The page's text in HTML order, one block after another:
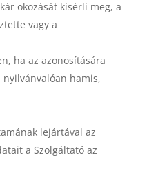
okozását kísérli meg, a
vagy a
ha az azonosítására
hamis,
lejártával az
a Szolgáltató az